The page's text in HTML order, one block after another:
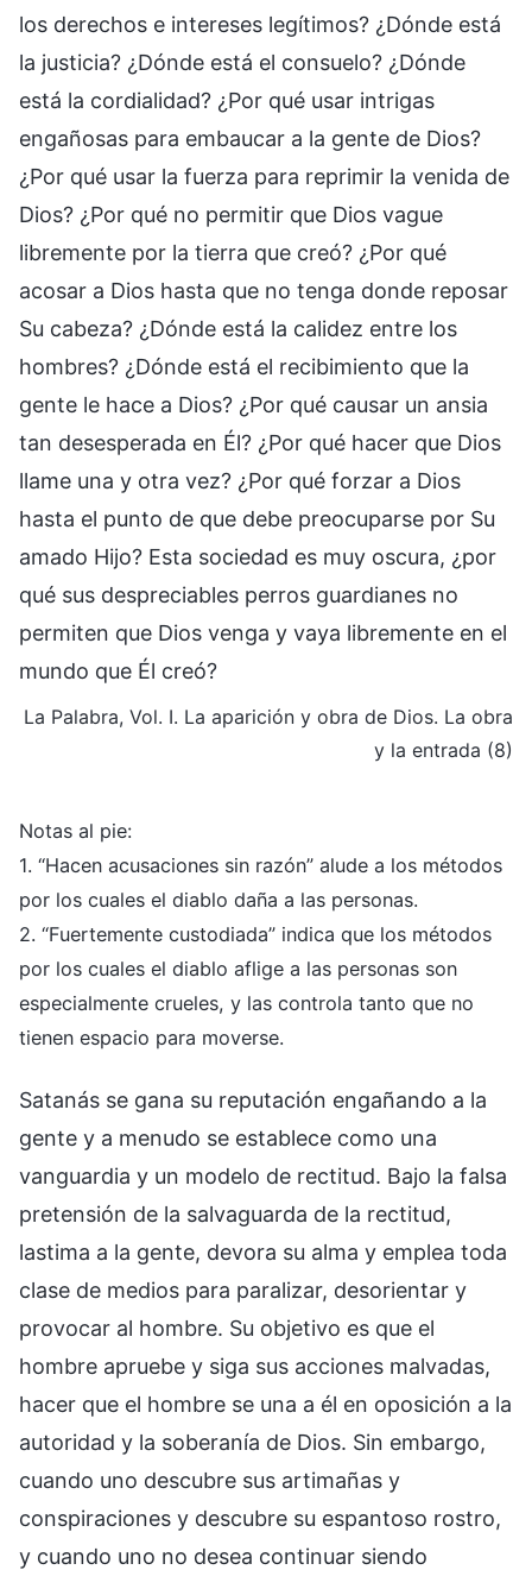
los derechos e intereses legítimos? ¿Dónde está
la justicia? ¿Dónde está el consuelo? ¿Dónde
está la cordialidad? ¿Por qué usar intrigas
engañosas para embaucar a la gente de Dios?
¿Por qué usar la fuerza para reprimir la venida de
Dios? ¿Por qué no permitir que Dios vague
libremente por la tierra que creó? ¿Por qué
acosar a Dios hasta que no tenga donde reposar
Su cabeza? ¿Dónde está la calidez entre los
hombres? ¿Dónde está el recibimiento que la
gente le hace a Dios? ¿Por qué causar un ansia
tan desesperada en Él? ¿Por qué hacer que Dios
llame una y otra vez? ¿Por qué forzar a Dios
hasta el punto de que debe preocuparse por Su
amado Hijo? Esta sociedad es muy oscura, ¿por
qué sus despreciables perros guardianes no
permiten que Dios venga y vaya libremente en el
mundo que Él creó?
La Palabra, Vol. I. La aparición y obra de Dios. La obra
y la entrada (8)
Notas al pie:
1. “Hacen acusaciones sin razón” alude a los métodos
por los cuales el diablo daña a las personas.
2. “Fuertemente custodiada” indica que los métodos
por los cuales el diablo aflige a las personas son
especialmente crueles, y las controla tanto que no
tienen espacio para moverse.
Satanás se gana su reputación engañando a la
gente y a menudo se establece como una
vanguardia y un modelo de rectitud. Bajo la falsa
pretensión de la salvaguarda de la rectitud,
lastima a la gente, devora su alma y emplea toda
clase de medios para paralizar, desorientar y
provocar al hombre. Su objetivo es que el
hombre apruebe y siga sus acciones malvadas,
hacer que el hombre se una a él en oposición a la
autoridad y la soberanía de Dios. Sin embargo,
cuando uno descubre sus artimañas y
conspiraciones y descubre su espantoso rostro,
y cuando uno no desea continuar siendo